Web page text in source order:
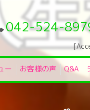
042-524-
ー お客様の声 Q&A